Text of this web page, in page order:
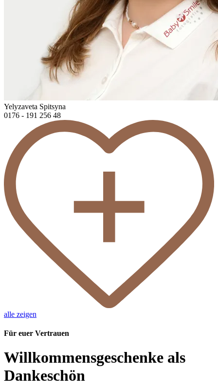
Yelyzaveta Spitsyna
0176 - 191 256 48
alle zeigen
Für euer Vertrauen
Willkommensgeschenke als
Dankeschön